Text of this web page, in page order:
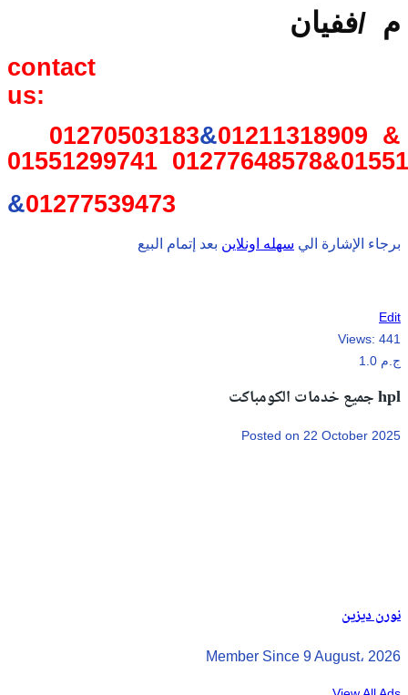
م /ففيان
contact
us:
01270503183&01211318909 &
01551299741 01277648578&
&01277539473
برجاء الإشارة الي سهله اونلاين بعد إتمام البيع
Edit
Views: 441
1.0 ج.م
جميع خدمات الكومباكت hpl
Posted on 22 October 2025
نورن ديزين
Member Since 9 August، 2026